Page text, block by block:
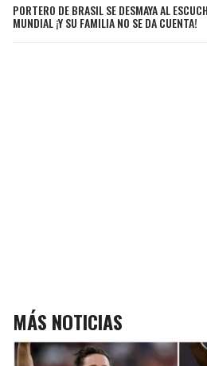
PORTERO DE BRASIL SE DESMAYA AL
MUNDIAL ¡Y SU FAMILIA NO SE DA CUENTA!
MÁS NOTICIAS